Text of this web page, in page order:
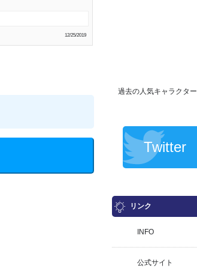
12/25/2019
過去の人気キャラクター
Twitter
リンク
INFO
公式サイト